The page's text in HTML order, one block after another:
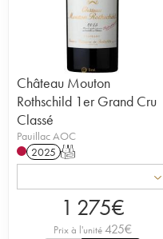
Château Mouton
Rothschild 1er Grand Cru
Classé
Pauillac AOC
2025 T
1 275€
Prix à l'unité425€